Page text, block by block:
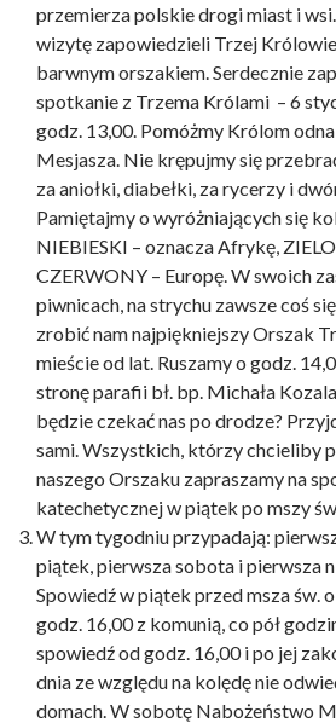
przemierza polskie drogi miast i
wizytę zapowiedzieli Trzej
barwnym orszakiem. Serdecznie
spotkanie z Trzema Królami – 6
godz. 13,00. Pomóżmy Królom
Mesjasza. Nie krępujmy się
za aniołki, diabełki, za rycerzy i
Pamiętajmy o wyróżniających się
NIEBIESKI – oznacza Afrykę,
CZERWONY – Europę. W swoich
piwnicach, na strychu zawsze coś
zrobić nam najpiękniejszy Orszak
mieście od lat. Ruszamy o godz.
stronę parafii bł. bp. Michała
będzie czekać nas po drodze?
sami. Wszystkich, którzy chcieliby
naszego Orszaku zapraszamy na
katechetycznej w piątek po mszy
W tym tygodniu przypadają:
piątek, pierwsza sobota i pierwsza
Spowiedź w piątek przed msza św.
godz. 16,00 z komunią, co pół
spowiedź od godz. 16,00 i po jej
dnia ze względu na kolędę nie
domach. W sobotę Nabożeństwo